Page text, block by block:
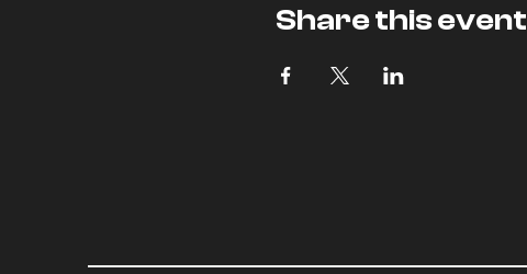
Share this event